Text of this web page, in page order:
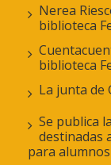
Nerea
biblioteca
biblioteca
La junta de
Se publica
destinadas
para